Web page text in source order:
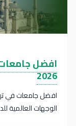
افضل جامعات
2026
الوجهات العالمية